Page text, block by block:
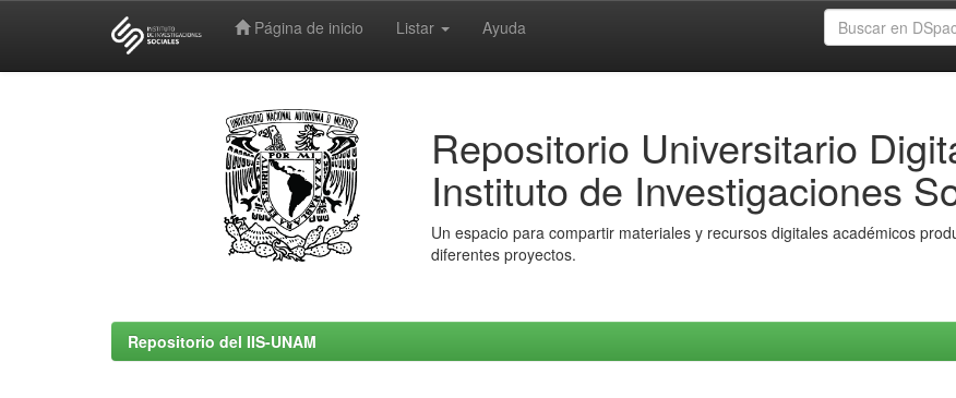
Página de inicio Listar Ayuda
Repositorio Universitario
Instituto de Investigaciones
Un espacio para compartir materiales y recursos digitales académicos
diferentes proyectos.
Repositorio del IIS-UNAM